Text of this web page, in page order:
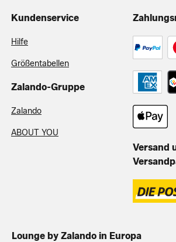
Kundenservice
Hilfe
Größentabellen
Zalando-Gruppe
Zalando
ABOUT YOU
Versand
Lounge by Zalando in Europa